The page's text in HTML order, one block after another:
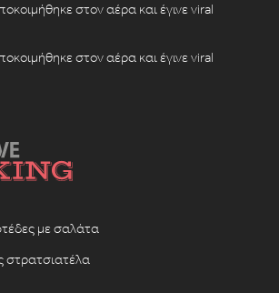
στον αέρα και έγινε viral
στον αέρα και έγινε viral
με σαλάτα
στρατσιατέλα